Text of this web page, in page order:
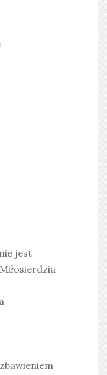
jest